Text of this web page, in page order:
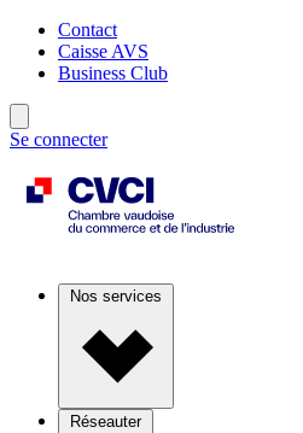
Contact
Caisse AVS
Business Club
Se connecter
Nos services
Réseauter